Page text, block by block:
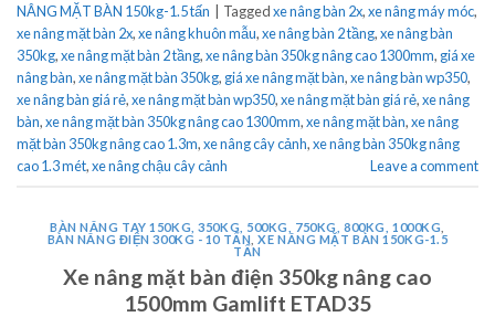
NÂNG MẶT BÀN 150kg-1.5 tấn
Taggedxe nâng bàn 2x,xe nâng máy móc,
xe nâng mặt bàn 2x,xe nâng khuôn mẫu,xe nâng bàn 2 tầng,xe nâng bàn
350kg,xe nâng mặt bàn 2 tầng,xe nâng bàn 350kg nâng cao 1300mm, giá xe
nâng bàn,xe nâng mặt bàn 350kg, giá xe nâng mặt bàn,xe nâng bàn wp350,
xe nâng bàn giá rẻ,xe nâng mặt bàn wp350,xe nâng mặt bàn giá rẻ,xe nâng
bàn,xe nâng mặt bàn 350kg nâng cao 1300mm,xe nâng mặt bàn,xe nâng
mặt bàn 350kg nâng cao 1.3m,xe nâng cây cảnh,xe nâng bàn 350kg nâng
cao 1.3 mét,xe nâng chậu cây cảnh Leave a comment
BÀN NÂNG TAY 150KG, 350KG, 500KG, 750KG, 800KG, 1000KG
BÀN NÂNG ĐIỆN 300KG - 10 TẤN ,XE NÂNG MẶT BÀN 150KG-1.5
TẤN
Xe nâng mặt bàn điện 350kg nâng cao
1500mm Gamlift ETAD35